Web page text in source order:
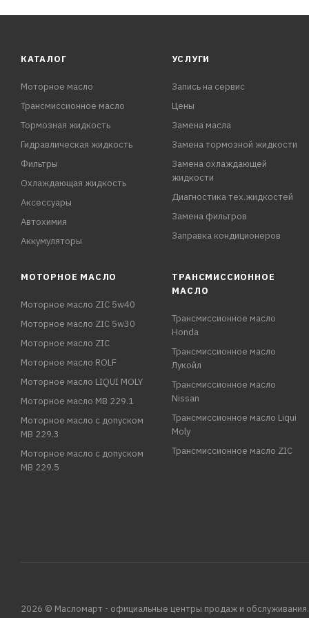
КАТАЛОГ
Моторное масло
Трансмиссионное масло
Тормозная жидкость
Гидравлическая жидкость
Фильтры
Охлаждающая жидкость
Аксессуары
Автохимия
Аккумуляторы
УСЛУГИ
Запись на сервис
Цены
Замена масла
Замена тормозной жидкости
Замена охлаждающей
жидкости
Диагностика тех.жидкостей
Замена фильтров
Заправка кондиционеров
МОТОРНОЕ МАСЛО
Моторное масло ZIC 5w40
Моторное масло ZIC 5w30
Моторное масло ZIC
Моторное масло ROLF
Моторное масло LIQUI MOLY
Моторное масло MB 229.1
Моторное масло с допуском
MB 229.3
Моторное масло с допуском
MB 229.5
ТРАНСМИССИОННОЕ
МАСЛО
Трансмиссионное масло
Honda
Трансмиссионное масло
Лукойл
Трансмиссионное масло
Nissan
Трансмиссионное масло Liqui
Moly
Трансмиссионное масло ZIC
2026 © Масломарт - официальные центры продаж и обслуживания.